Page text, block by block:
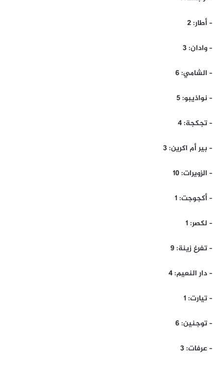
– أطار: 2
– وادان: 3
– الشامي: 6
– نواذيبو: 5
– تجكجة: 4
– بير أم اكرين: 3
– الزويرات: 10
– أكجوجت: 1
– لكصر: 1
– تفرغ زينة: 9
– دار النعيم: 4
– تيارت: 1
– توجنين: 6
– عرفات: 3